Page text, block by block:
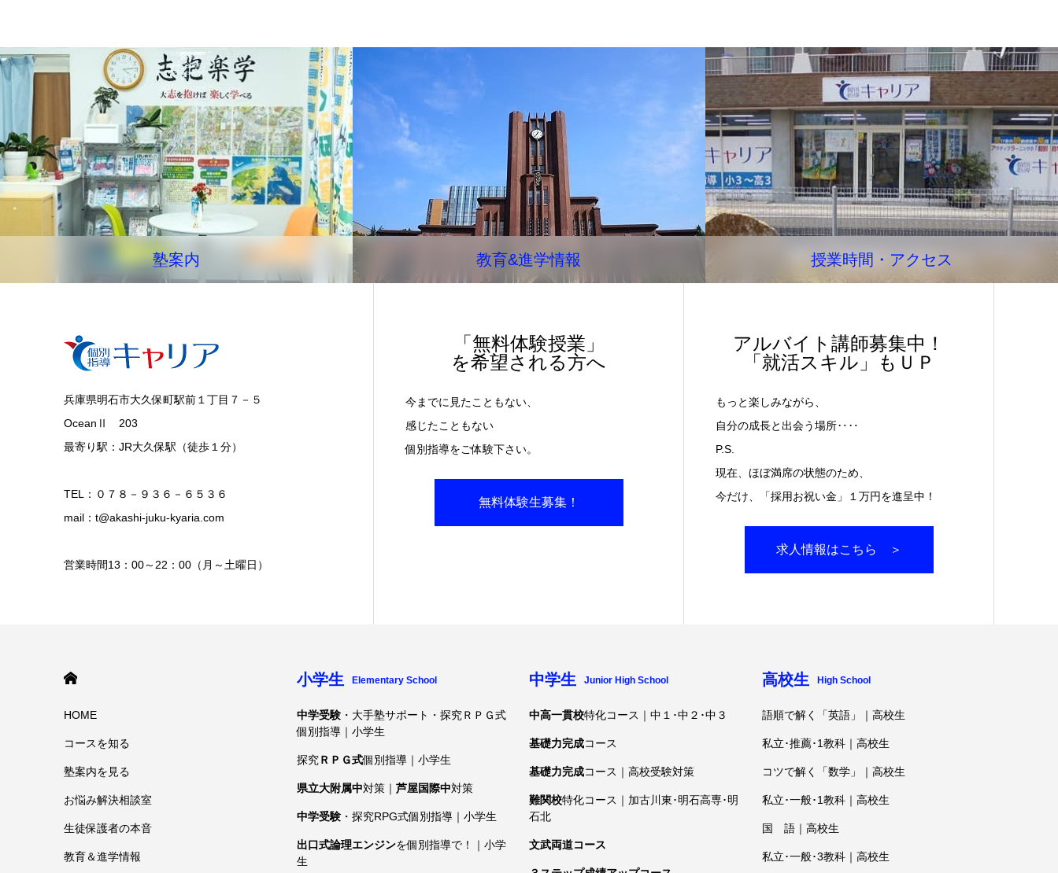
塾案内 教育&進学情報 授業時間・アクセス
兵庫県明石市大久保町駅前１丁目７－５
OceanⅡ 203
最寄り駅：JR大久保駅（徒歩１分）
TEL：０７８－９３６－６５３６
mail：t@akashi-juku-kyaria.com
営業時間13：00～22：00（月～土曜日）
「無料体験授業」
を希望される方へ
今までに見たこともない、
感じたこともない
個別指導をご体験下さい。
無料体験生募集！
アルバイト講師募集中！
「就活スキル」もＵＰ
もっと楽しみながら、
自分の成長と出会う場所‥‥
P.S.
現在、ほぼ満席の状態のため、
今だけ、「採用お祝い金」１万円を進呈中！
求人情報はこちら ＞
HOME
コースを知る
塾案内を見る
お悩み解決相談室
生徒保護者の本音
教育＆進学情報
小学生 Elementary School
中学受験・大手塾サポート・探究ＲＰＧ式
個別指導｜小学生
探究ＲＰＧ式個別指導｜小学生
県立大附属中対策｜ 芦屋国際中対策
中学受験・探究RPG式個別指導｜小学生
出口式論理エンジンを個別指導で！｜小学
生
中学生 Junior High School
中高一貫校特化コース｜中１･中２･中３
基礎力完成コース
基礎力完成コース｜高校受験対策
難関校特化コース｜加古川東･明石高専･明
石北
文武両道コース
高校生 High School
語順で解く「英語」｜高校生
私立･推薦･1教科｜高校生
コツで解く「数学」｜高校生
私立･一般･1教科｜高校生
国 語｜高校生
私立･一般･3教科｜高校生